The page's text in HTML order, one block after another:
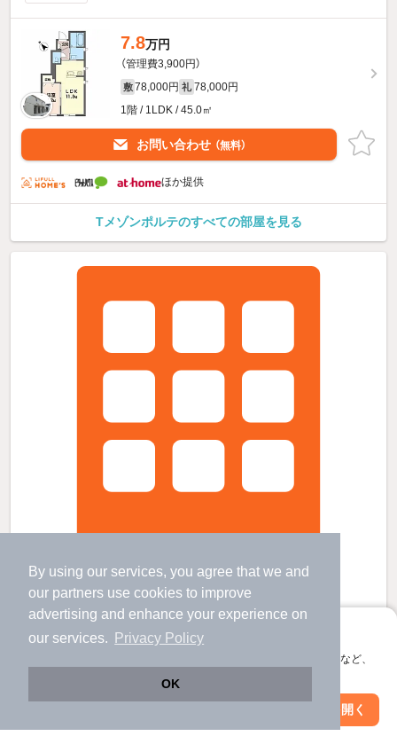
By using our services, you agree that we and
our partners use cookies to improve
advertising and enhance your experience on
our services.
Privacy Policy
OK
アプリに切り替えて、サクサクお部屋探し
会員登録なしですぐ使える。マップ検索やお気に入り保存など、
アプリを開く
7.8万円
（管理費3,900円）
敷 78,000円 礼 78,000円
1階 / 1LDK / 45.0㎡
お問い合わせ （無料）
ほか提供
Tメゾンポルテのすべての部屋を見る
ラ・ヴィータの賃貸物件
平田駅 歩50分 （篠ノ井線）
絞り込み条件を変更